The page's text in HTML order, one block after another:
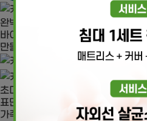
완벽한 자외선 살균으로
바이러스 걱정 없는 깨끗한 환경을
만들어 드립니다
초미립 분무 시스템으로
표면의 세균을 효과적으로 제거하여
가족에게 안전한 환경을 제공합니다.